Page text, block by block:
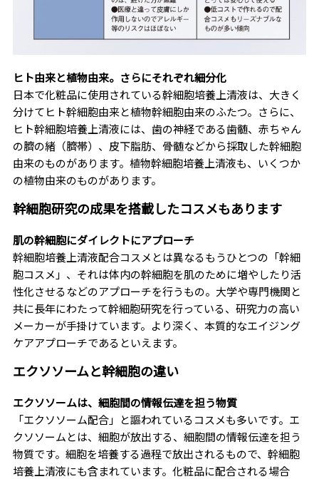
ヒト由来と植物由来。さらにそれぞれ細分化
日本で化粧品に使用されている幹細胞培養上清液は、大きく
分けてヒト幹細胞由来と植物幹細胞由来のふたつ。さらに、
ヒト幹細胞培養上清液には、歯の神経である歯髄、赤ちゃん
の臍の緒（臍帯）、皮下脂肪、骨髄などから採取した幹細胞
由来のものがあります。植物幹細胞培養上清液も、いくつか
の植物由来のものがあります。
幹細胞研究の成果を搭載したコスメもあります
肌の幹細胞にダイレクトにアプローチ
幹細胞培養上清液配合コスメとは異なるもうひとつの「幹細
胞コスメ」、それは体内の幹細胞を肌のために増やしたり活
性化させるなどのアプローチを行うもの。大学や専門機関と
共に長年にわたって幹細胞研究を行っている、研究力の高い
メーカーが手掛けています。より深く、本質的なエイジング
ケアアプローチであるといえます。
エクソソームと幹細胞の違い
エクソソームは、細胞間の情報伝達を担う物質
「エクソソーム配合」と謳われているコスメも多いです。エ
クソソームとは、細胞が放出する、細胞間の情報伝達を担う
物質です。細胞を培養する過程で放出されるもので、幹細胞
培養上清液にも含まれています。化粧品に配合される場合